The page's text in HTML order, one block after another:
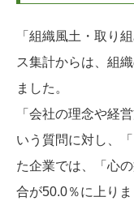
「組織風土・取り
ス集計からは、組
ました。
「会社の理念や経
いう質問に対し、
た企業では、「心
合が50.0％に上りま